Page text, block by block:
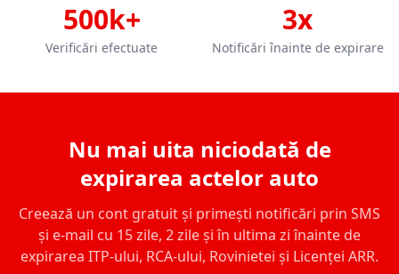
500k+
Verificări efectuate
3x
Notificări înainte de expirare
Nu mai uita niciodată de
expirarea actelor auto
Creează un cont gratuit și primești notificări prin SMS
și e-mail cu 15 zile, 2 zile și în ultima zi înainte de
expirarea ITP-ului, RCA-ului, Rovinietei și Licenței ARR.